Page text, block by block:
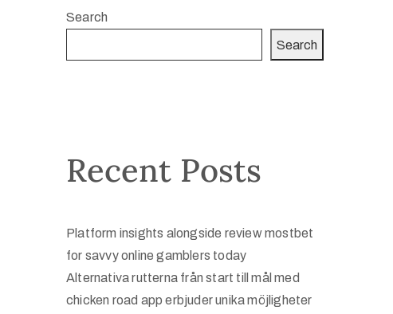
Search
Search
Recent Posts
Platform insights alongside review mostbet
for savvy online gamblers today
Alternativa rutterna från start till mål med
chicken road app erbjuder unika möjligheter